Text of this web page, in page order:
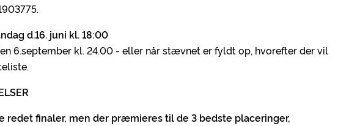
d.16. juni kl. 18:00
6.september kl. 24.00 - eller når stævnet er fyldt op, hvorefter der vil
redet finaler, men der præmieres til de 3 bedste placeringer,